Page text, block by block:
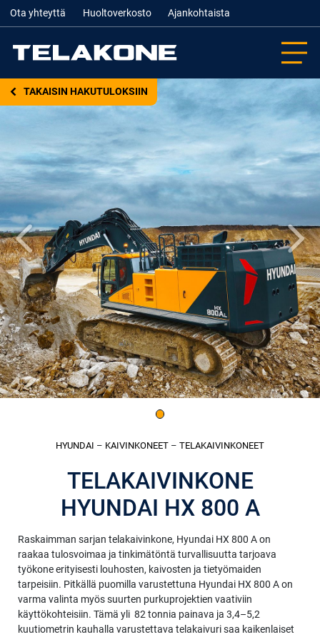
Ota yhteyttä Huoltoverkosto Ajankohtaista
TAKAISIN HAKUTULOKSIIN
Edellinen
HYUNDAI – KAIVINKONEET – TELAKAIVINKONEET
TELAKAIVINKONE
HYUNDAI HX 800 A
Raskaimman sarjan telakaivinkone, Hyundai HX 800 A on
raakaa tulosvoimaa ja tinkimätöntä turvallisuutta tarjoava
työkone erityisesti louhosten, kaivosten ja tietyömaiden
tarpeisiin. Pitkällä puomilla varustettuna Hyundai HX 800 A on
varma valinta myös suurten purkuprojektien vaativiin
käyttökohteisiin. Tämä yli 82 tonnia painava ja 3,4–5,2
kuutiometrin kauhalla varustettava telakaivuri saa kaikenlaiset